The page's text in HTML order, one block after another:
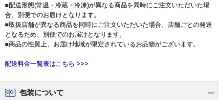
■配送形態(常温・冷蔵・冷凍)が異なる商品を同時にご注文いただいた場
合、別便でのお届けとなります。
■取扱店舗が異なる商品を同時にご注文いただいた場合、店舗ごとの発送
となるため、別便でのお届けとなります。
■商品の性質上、お届け地域が限定されているお品物がございます。
配送料金一覧表はこちら >>>
包装について